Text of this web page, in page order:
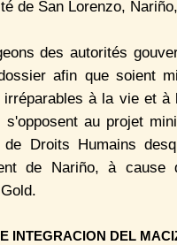
de San Lorenzo,
des autorités
afin que soient
irréparables à la vie et
s'opposent au projet
de Droits Humains
de Nariño, à cause
INTEGRACION DEL